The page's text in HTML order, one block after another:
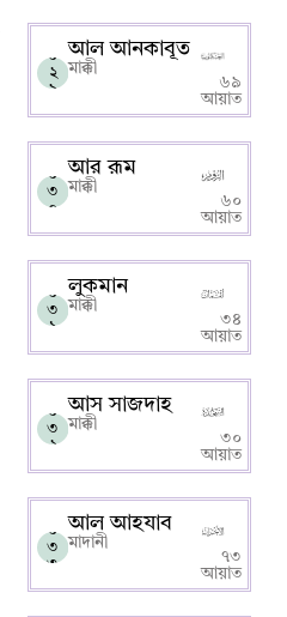
০
২
৯
আল আনকাবূত
মাক্কী
৬৯
আয়াত
০
৩
০
আর রূম
মাক্কী
৬০
আয়াত
০
৩
১
লুকমান
মাক্কী
৩৪
আয়াত
০
৩
২
আস সাজদাহ
মাক্কী
৩০
আয়াত
০
৩
৩
আল আহযাব
মাদানী
৭৩
আয়াত